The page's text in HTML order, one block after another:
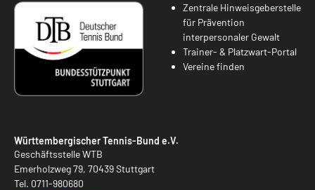
Zentrale Hinweisgeberstelle
für Prävention
interpersonaler Gewalt
Trainer- & Platzwart-Portal
Vereine finden
Württembergischer Tennis-Bund e.V.
Geschäftsstelle WTB
Emerholzweg 79, 70439 Stuttgart
Tel. 0711-980680